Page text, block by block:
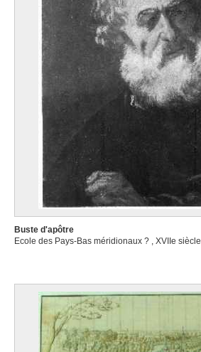
Buste d'apôtre
Ecole des Pays-Bas méridionaux ? , XVIIe siècle